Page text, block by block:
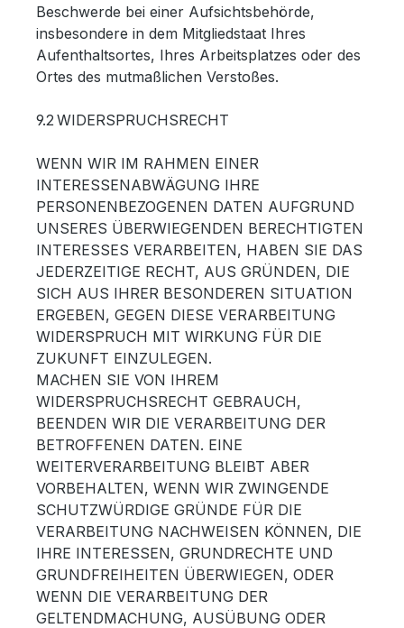
Beschwerde bei einer Aufsichtsbehörde,
insbesondere in dem Mitgliedstaat Ihres
Aufenthaltsortes, Ihres Arbeitsplatzes oder des
Ortes des mutmaßlichen Verstoßes.
9.2 WIDERSPRUCHSRECHT
WENN WIR IM RAHMEN EINER
INTERESSENABWÄGUNG IHRE
PERSONENBEZOGENEN DATEN AUFGRUND
UNSERES ÜBERWIEGENDEN BERECHTIGTEN
INTERESSES VERARBEITEN, HABEN SIE DAS
JEDERZEITIGE RECHT, AUS GRÜNDEN, DIE
SICH AUS IHRER BESONDEREN SITUATION
ERGEBEN, GEGEN DIESE VERARBEITUNG
WIDERSPRUCH MIT WIRKUNG FÜR DIE
ZUKUNFT EINZULEGEN.
MACHEN SIE VON IHREM
WIDERSPRUCHSRECHT GEBRAUCH,
BEENDEN WIR DIE VERARBEITUNG DER
BETROFFENEN DATEN. EINE
WEITERVERARBEITUNG BLEIBT ABER
VORBEHALTEN, WENN WIR ZWINGENDE
SCHUTZWÜRDIGE GRÜNDE FÜR DIE
VERARBEITUNG NACHWEISEN KÖNNEN, DIE
IHRE INTERESSEN, GRUNDRECHTE UND
GRUNDFREIHEITEN ÜBERWIEGEN, ODER
WENN DIE VERARBEITUNG DER
GELTENDMACHUNG, AUSÜBUNG ODER